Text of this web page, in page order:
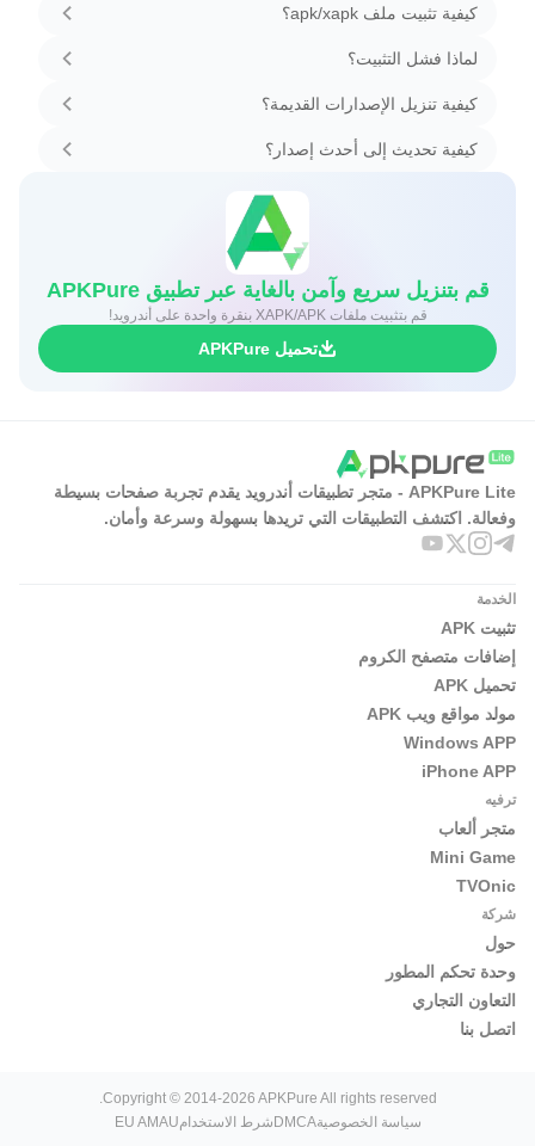
كيفية تثبيت ملف apk/xapk؟
لماذا فشل التثبيت؟
كيفية تنزيل الإصدارات القديمة؟
كيفية تحديث إلى أحدث إصدار؟
قم بتنزيل سريع وآمن بالغاية عبر تطبيق APKPure
قم بتثبيت ملفات XAPK/APK بنقرة واحدة على أندرويد!
تحميل APKPure
APKPure Lite - متجر تطبيقات أندرويد يقدم تجربة صفحات بسيطة
وفعالة. اكتشف التطبيقات التي تريدها بسهولة وسرعة وأمان.
الخدمة
تثبيت APK
إضافات متصفح الكروم
تحميل APK
مولد مواقع ويب APK
Windows APP
iPhone APP
ترفيه
متجر ألعاب
Mini Game
TVOnic
شركة
حول
وحدة تحكم المطور
التعاون التجاري
اتصل بنا
Copyright © 2014-2026 APKPure All rights reserved.
سياسة الخصوصيةDMCAشرط الاستخدامEU AMAU